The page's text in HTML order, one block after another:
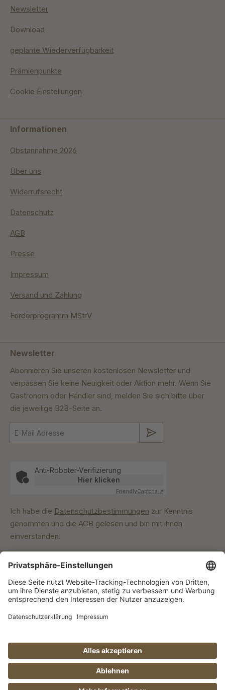
Newsletter
Download
geplante Wiederverfügbarkeit
Prämienpunkte
Cookie Einstellungen
Informationen
Obstannahme 2026
Über uns
Widerrufsrecht
Datenschutz
AGB
Presse
Impressum
Versand und Zahlung
Förderprogramm MStrV
Newsletter
Abonnieren Sie unseren kostenlosen Newsletter und
verpassen Sie keine Neuigkeit oder Aktion mehr. Wenn Sie
Gastronom oder Händler sind, melden Sie sich bitte über
die jeweilige B2B-Seite an.
Anti-Roboter-Verifizierung
Hier klicken
FriendlyCaptcha ⇗
Ich habe die Datenschutzbestimmungen zur Kenntnis
genommen und die AGB gelesen und bin mit ihnen
einverstanden.